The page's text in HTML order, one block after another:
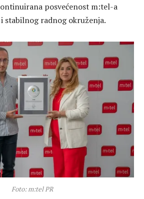
posvećenost m:tel-a
stabilnog radnog okruženja.
Foto: m:tel PR